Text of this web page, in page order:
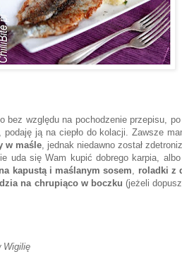
bez względu na pochodzenie przepisu,
ją na ciepło do kolacji. Zawsze
w maśle, jednak niedawno został
uda się Wam kupić dobrego karpia,
kapustą i maślanym sosem, roladki z
na chrupiąco w boczku (jeżeli
Wigilię